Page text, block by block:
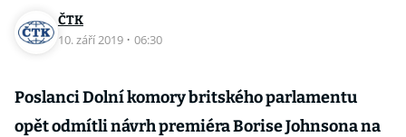
ČTK
10. září 2019 · 06:30
Poslanci Dolní komory britského parlamentu
opět odmítli návrh premiéra Borise Johnsona na